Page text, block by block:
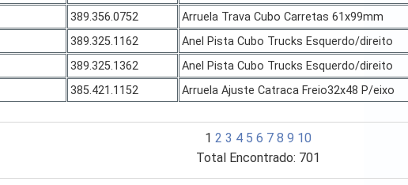
81.3x120x10mm
389.356.0752 Arruela Trava Cubo Carretas 61x99mm
389.325.1162 Anel Pista Cubo Trucks Esquerdo/direito
389.325.1362 Anel Pista Cubo Trucks Esquerdo/direito
385.421.1152
Arruela Ajuste Catraca Freio32x48 P/eixo
28estrias
1 2 3 4 5 6 7 8 9 10
Total Encontrado: 701